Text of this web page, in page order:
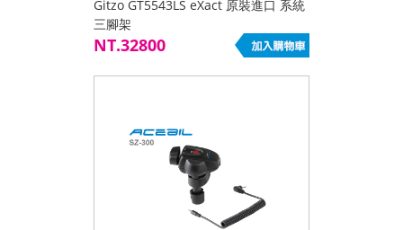
Gitzo GT5543LS eXact 原裝進口 系統
三腳架
NT.32800